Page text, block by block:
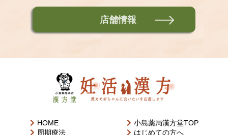
店舗情報
HOME
周期療法
小島薬局漢方堂TOP
はじめての方へ